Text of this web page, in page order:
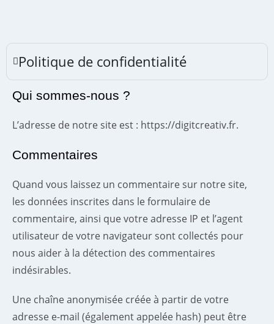
Politique de confidentialité
Qui sommes-nous ?
L’adresse de notre site est : https://digitcreativ.fr.
Commentaires
Quand vous laissez un commentaire sur notre site,
les données inscrites dans le formulaire de
commentaire, ainsi que votre adresse IP et l’agent
utilisateur de votre navigateur sont collectés pour
nous aider à la détection des commentaires
indésirables.
Une chaîne anonymisée créée à partir de votre
adresse e-mail (également appelée hash) peut être